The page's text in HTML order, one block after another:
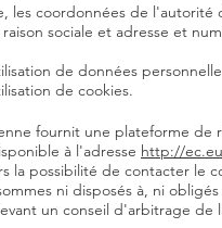
les coordonnées de l'autorité
sociale et adresse et
de données
de cookies.
fournit une plateforme de
à l'adresse http://
la possibilité de contacter le
ni disposés à, ni
un conseil d'arbitrage de